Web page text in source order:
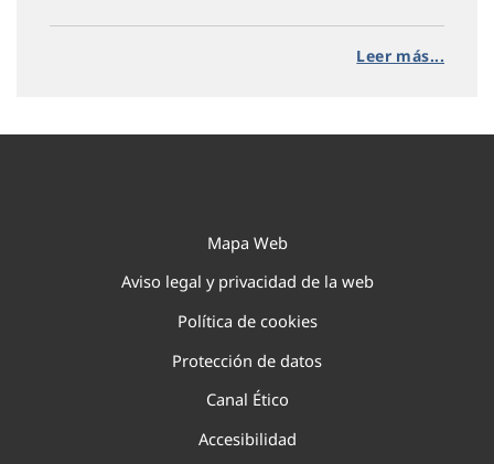
Leer más...
Mapa Web
Aviso legal y privacidad de la web
Política de cookies
Protección de datos
Canal Ético
Accesibilidad